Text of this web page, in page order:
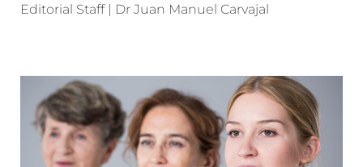
Editorial Staff | Dr Juan Manuel Carvajal